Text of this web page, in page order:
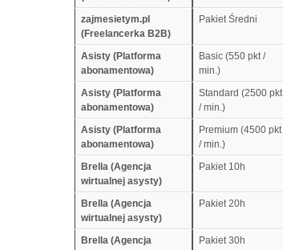
zajmesietym.pl
(Freelancerka B2B)
Pakiet Średni
Asisty (Platforma
abonamentowa)
Basic (550 pkt /
min.)
Asisty (Platforma
abonamentowa)
Standard (2500 pkt
/ min.)
Asisty (Platforma
abonamentowa)
Premium (4500 pkt
/ min.)
Brella (Agencja
wirtualnej asysty)
Pakiet 10h
Brella (Agencja
wirtualnej asysty)
Pakiet 20h
Brella (Agencja
Pakiet 30h